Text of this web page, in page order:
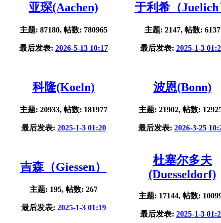
亚琛(Aachen)
主题: 87180, 帖数: 780965
最后发表: 2026-5-13 10:17
于利希（Juelich
主题: 2147, 帖数: 6137
最后发表: 2025-1-3
科隆(Koeln)
主题: 20933, 帖数: 181977
最后发表: 2025-1-3 01:20
波恩(Bonn)
主题: 21902, 帖数:
最后发表: 2026-3-25
吉森（Giessen）
主题: 195, 帖数: 267
最后发表: 2025-1-3 01:19
杜塞尔多夫
(Duesseldorf)
主题: 17144, 帖数:
最后发表: 2025-1-3